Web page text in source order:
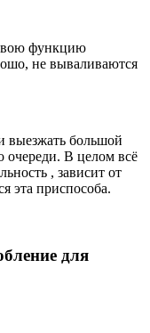
функцию
не вываливаются
выезжать большой
очереди. В целом всё
, зависит от
эта приспособа.
для